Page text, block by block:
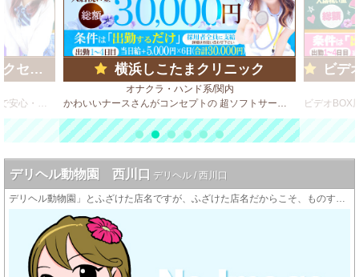
ープ)
ビデオBOX風 店舗型のソフトサービス店で安心・安全・高収入♪
横浜しこたまクリニック
オナクラ・ハンド系/関内
かわいいナースさんがコンセプトの 超ソフトサービス手コキ専門クリニックが横浜にオープン！
ビデオ
デリヘル動物園 西川口 デリヘル / 西川口
デリヘル動物園」とふざけた店名ですが、ふざけた店名だからこそ、ものすごく電話が鳴ります。